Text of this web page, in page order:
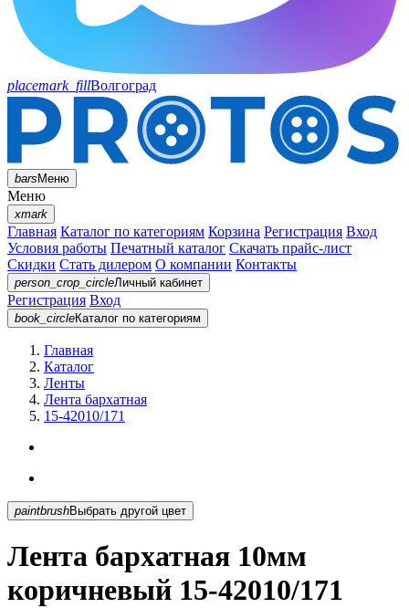
placemark_fillВолгоград
barsМеню
Меню
xmark
Главная Каталог по категориям Корзина Регистрация Вход
Условия работы Печатный каталог Скачать прайс-лист
Скидки Стать дилером О компании Контакты
person_crop_circleЛичный кабинет
Регистрация Вход
book_circleКаталог по категориям
Главная
Каталог
Ленты
Лента бархатная
15-42010/171
paintbrush Выбрать другой цвет
Лента бархатная 10мм
коричневый 15-42010/171